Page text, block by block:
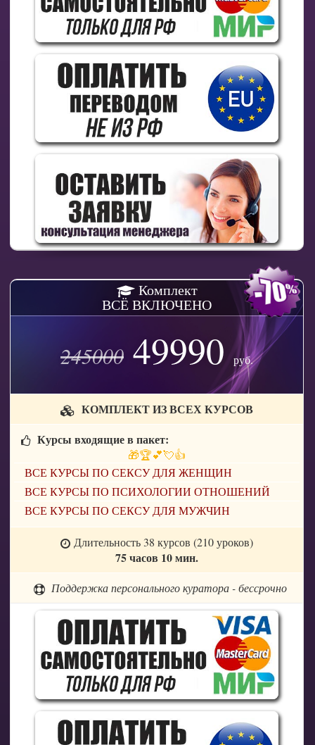
Комплект
ВСЁ ВКЛЮЧЕНО
245000 49990 руб.
КОМПЛЕКТ ИЗ ВСЕХ КУРСОВ
Курсы входящие в пакет:
🎁🏆💕💘👍
ВСЕ КУРСЫ ПО СЕКСУ ДЛЯ ЖЕНЩИН
ВСЕ КУРСЫ ПО ПСИХОЛОГИИ ОТНОШЕНИЙ
ВСЕ КУРСЫ ПО СЕКСУ ДЛЯ МУЖЧИН
Длительность 38 курсов (210 уроков)
75 часов 10 мин.
Поддержка персонального куратора - бессрочно